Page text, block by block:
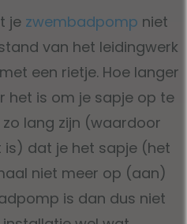
je zwembadpomp niet
van het leidingwerk
een rietje. Hoe langer
het is om je sapje op te
lang zijn (waardoor
dat je het sapje (het
niet meer op (aan)
is dan dus niet